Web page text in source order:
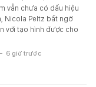
vẫn chưa có dấu hiệu
Nicola Peltz bất ngờ
với tạo hình được cho
- 6 giờ trước